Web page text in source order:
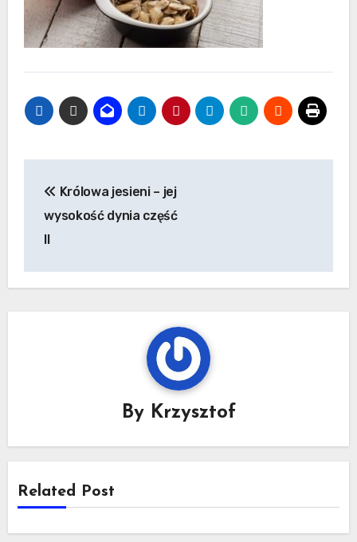
wpisu
Królowa jesieni – jej
wysokość dynia część
By Krzysztof
Related Post